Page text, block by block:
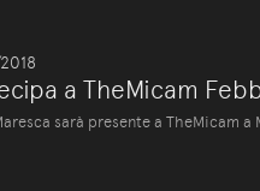
a TheMicam
sarà presente a TheMicam